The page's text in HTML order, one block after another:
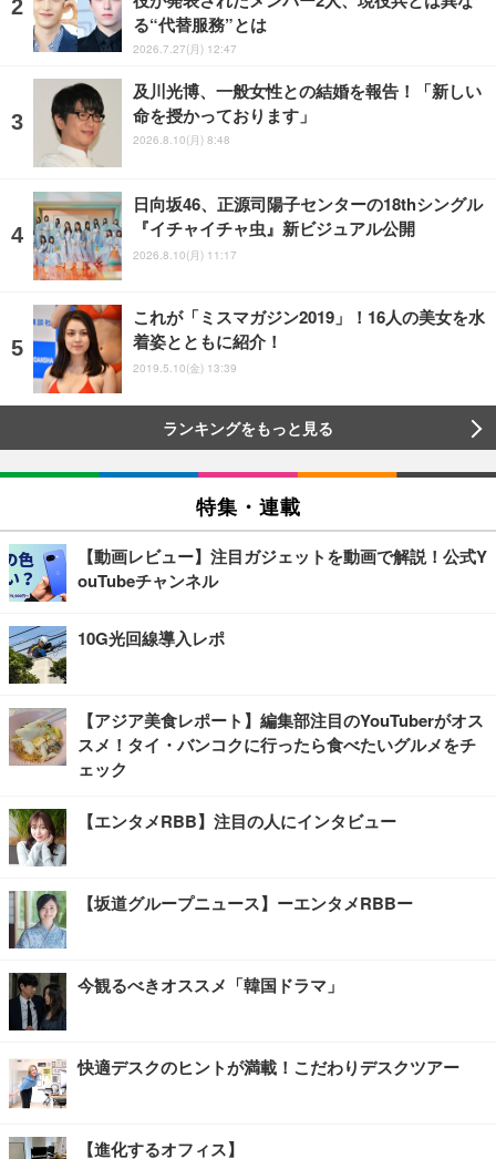
る“代替服務”とは
2026.7.27(月) 12:47
及川光博、一般女性との結婚を報告！「新しい
命を授かっております」
2026.8.10(月) 8:48
日向坂46、正源司陽子センターの18thシングル
『イチャイチャ虫』新ビジュアル公開
2026.8.10(月) 11:17
これが「ミスマガジン2019」！16人の美女を水
着姿とともに紹介！
2019.5.10(金) 13:39
ランキングをもっと見る
特集・連載
【動画レビュー】注目ガジェットを動画で解説！公式Y
ouTubeチャンネル
10G光回線導入レポ
【アジア美食レポート】編集部注目のYouTuberがオス
スメ！タイ・バンコクに行ったら食べたいグルメをチ
ェック
【エンタメRBB】注目の人にインタビュー
【坂道グループニュース】ーエンタメRBBー
今観るべきオススメ「韓国ドラマ」
快適デスクのヒントが満載！こだわりデスクツアー
【進化するオフィス】